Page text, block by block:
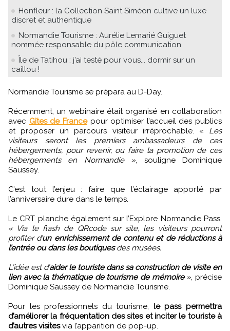
Honfleur : la Collection Saint Siméon cultive un luxe
discret et authentique
Normandie Tourisme : Aurélie Lemarié Guiguet
nommée responsable du pôle communication
Île de Tatihou : j’ai testé pour vous... dormir sur un
caillou !
Normandie Tourisme se prépara au D-Day.
Récemment, un webinaire était organisé en collaboration
avec Gîtes de Francepour optimiser l’accueil des publics
et proposer un parcours visiteur irréprochable. « Les
visiteurs seront les premiers ambassadeurs de ces
hébergements, pour revenir, ou faire la promotion de ces
hébergements en Normandie », souligne Dominique
Saussey.
C’est tout l’enjeu : faire que l’éclairage apporté par
l’anniversaire dure dans le temps.
Le CRT planche également sur l’Explore Normandie Pass.
« Via le flash de QRcode sur site, les visiteurs pourront
profiter d’un enrichissement de contenu et de réductions à
l’entrée ou dans les boutiquesdes musées.
L’idée est d’aider le touriste dans sa construction de visite en
lien avec la thématique de tourisme de mémoire», précise
Dominique Saussey de Normandie Tourisme.
Pour les professionnels du tourisme, le pass permettra
d’améliorer la fréquentation des sites et inciter le touriste à
d’autres visitesvia l’apparition de pop-up.